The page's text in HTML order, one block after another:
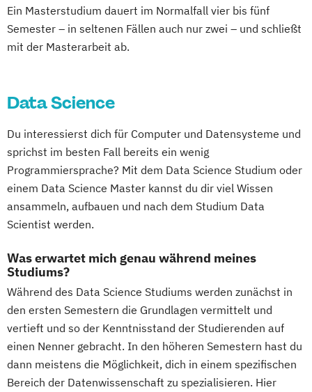
Ein Masterstudium dauert im Normalfall vier bis fünf
Semester – in seltenen Fällen auch nur zwei – und schließt
mit der Masterarbeit ab.
Data Science
Du interessierst dich für Computer und Datensysteme und
sprichst im besten Fall bereits ein wenig
Programmiersprache? Mit dem Data Science Studium oder
einem Data Science Master kannst du dir viel Wissen
ansammeln, aufbauen und nach dem Studium Data
Scientist werden.
Was erwartet mich genau während meines
Studiums?
Während des Data Science Studiums werden zunächst in
den ersten Semestern die Grundlagen vermittelt und
vertieft und so der Kenntnisstand der Studierenden auf
einen Nenner gebracht. In den höheren Semestern hast du
dann meistens die Möglichkeit, dich in einem spezifischen
Bereich der Datenwissenschaft zu spezialisieren. Hier